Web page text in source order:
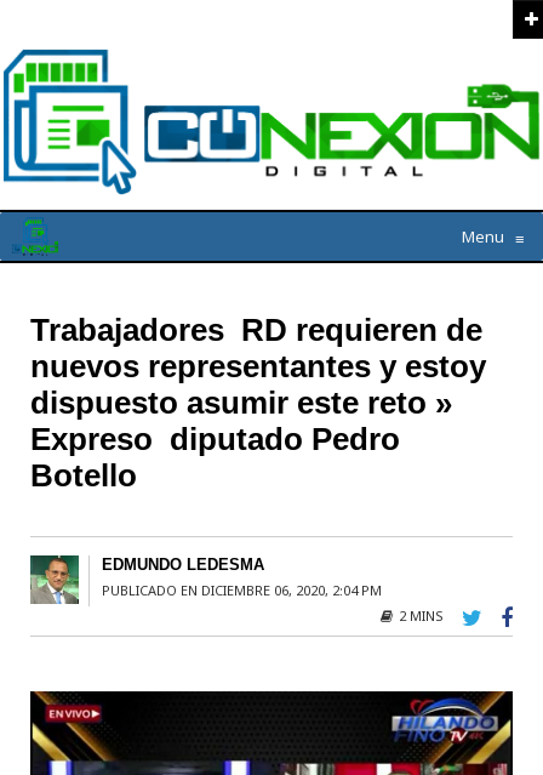
Menu ≡
Trabajadores RD requieren de
nuevos representantes y estoy
dispuesto asumir este reto »
Expreso diputado Pedro
Botello
EDMUNDO LEDESMA
PUBLICADO EN DICIEMBRE 06, 2020, 2:04 PM
2 MINS